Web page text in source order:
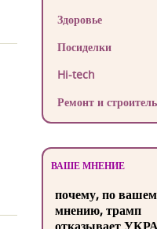
Здоровье
Посиделки
Hi-tech
Ремонт и
ВАШЕ МНЕНИЕ
почему, по
мнению, трамп